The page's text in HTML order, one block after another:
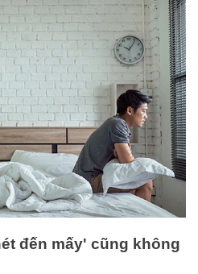
đến mấy' cũng không